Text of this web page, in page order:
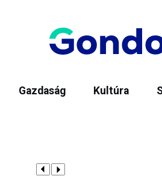
Gazdaság Kultúra